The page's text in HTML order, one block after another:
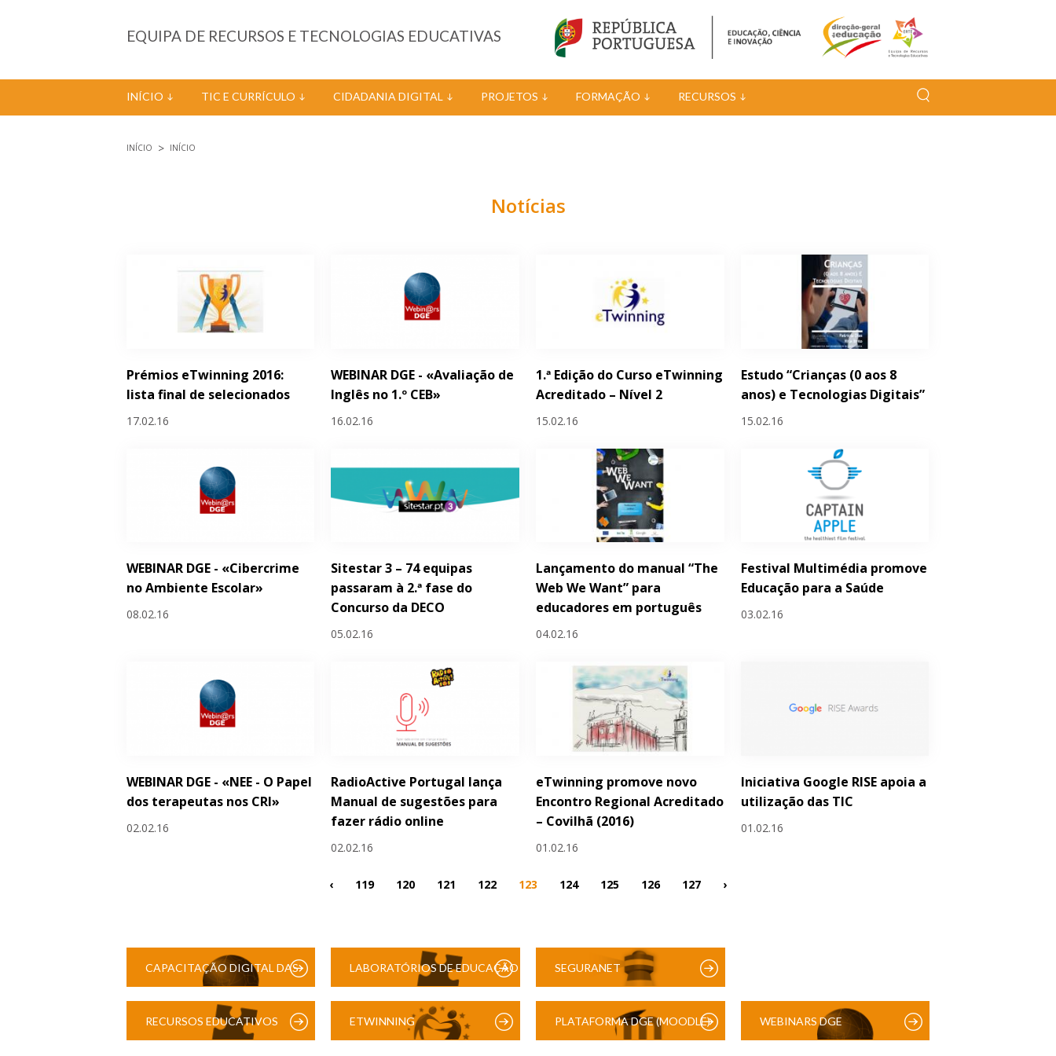
EQUIPA DE RECURSOS E TECNOLOGIAS EDUCATIVAS
INÍCIO TIC E CURRÍCULO CIDADANIA DIGITAL PROJETOS FORMAÇÃO RECURSOS
INÍCIO INÍCIO
Notícias
Prémios eTwinning 2016:
lista final de selecionados
17.02.16
WEBINAR DGE - «Avaliação de
Inglês no 1.º CEB»
16.02.16
1.ª Edição do Curso eTwinning
Acreditado – Nível 2
15.02.16
Estudo “Crianças (0 aos 8
anos) e Tecnologias Digitais”
15.02.16
WEBINAR DGE - «Cibercrime
no Ambiente Escolar»
08.02.16
Sitestar 3 – 74 equipas
passaram à 2.ª fase do
Concurso da DECO
05.02.16
Lançamento do manual “The
Web We Want” para
educadores em português
04.02.16
Festival Multimédia promove
Educação para a Saúde
03.02.16
WEBINAR DGE - «NEE - O Papel
dos terapeutas nos CRI»
02.02.16
RadioActive Portugal lança
Manual de sugestões para
fazer rádio online
02.02.16
eTwinning promove novo
Encontro Regional Acreditado
– Covilhã (2016)
01.02.16
Iniciativa Google RISE apoia a
utilização das TIC
01.02.16
Páginas
‹ 119 120 121 122 123 124 125 126 127 ›
CAPACITAÇÃO DIGITAL DAS LABORATÓRIOS DE EDUCAÇÃO SEGURANET
RECURSOS EDUCATIVOS ETWINNING PLATAFORMA DGE (MOODLE) WEBINARS DGE